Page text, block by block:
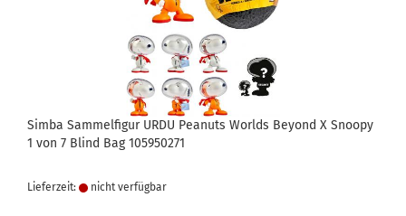
Simba Sammelfigur URDU Peanuts Worlds Beyond X Snoopy
1 von 7 Blind Bag 105950271
Lieferzeit: nicht verfügbar